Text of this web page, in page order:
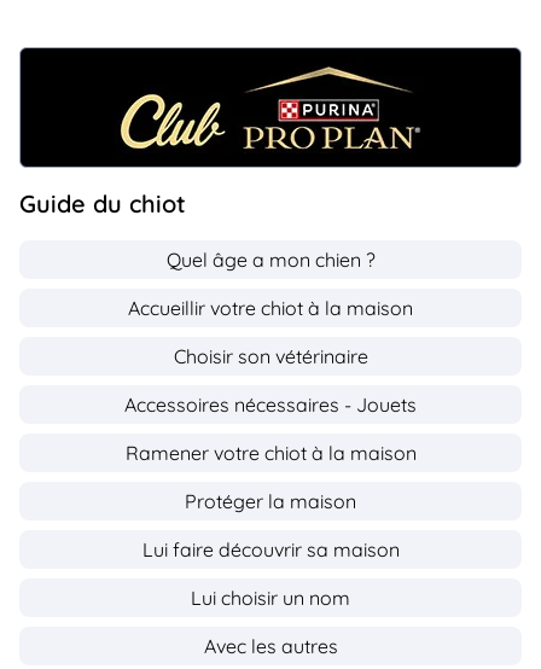
Guide du chiot
Quel âge a mon chien ?
Accueillir votre chiot à la maison
Choisir son vétérinaire
Accessoires nécessaires - Jouets
Ramener votre chiot à la maison
Protéger la maison
Lui faire découvrir sa maison
Lui choisir un nom
Avec les autres